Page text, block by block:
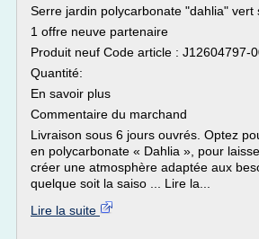
Serre jardin polycarbonate "dahlia" vert
1 offre neuve partenaire
Produit neuf Code article : J12604797-
Quantité:
En savoir plus
Commentaire du marchand
Livraison sous 6 jours ouvrés. Optez
en polycarbonate « Dahlia », pour
créer une atmosphère adaptée aux
quelque soit la saiso ... Lire la...
Lire la suite